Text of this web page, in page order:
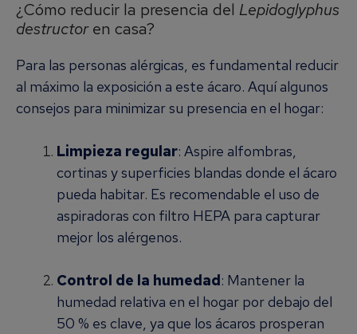
¿Cómo reducir la presencia del Lepidoglyphus
destructoren casa?
Para las personas alérgicas, es fundamental reducir
al máximo la exposición a este ácaro. Aquí algunos
consejos para minimizar su presencia en el hogar:
Limpieza regular: Aspire alfombras,
cortinas y superficies blandas donde el ácaro
pueda habitar. Es recomendable el uso de
aspiradoras con filtro HEPA para capturar
mejor los alérgenos.
Control de la humedad: Mantener la
humedad relativa en el hogar por debajo del
50 % es clave, ya que los ácaros prosperan